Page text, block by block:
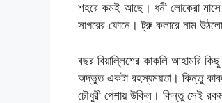
শহরে কমই আছে। ধনী লোকেরা
সাগরের ফোনে। ট্রু কলারে নাম
বছর বিয়াল্লিশের কাকলি আহামরি
অদ্ভুত একটা রহস্যময়তা। কিন্তু
চৌধুরী পেশায় উকিল। কিন্তু সেই